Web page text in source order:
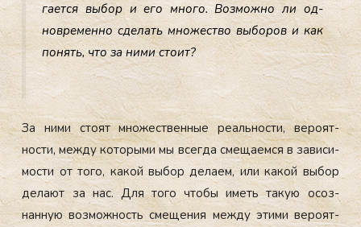
га­ет­ся вы­бор и его мно­го. Воз­можно ли од­
новре­мен­но сде­лать мно­жес­тво вы­боров и как
по­нять, что за ни­ми сто­ит?
За ни­ми сто­ят мно­жес­твен­ные ре­аль­нос­ти, ве­ро­ят­
ности, меж­ду ко­торы­ми мы всег­да сме­ща­ем­ся в за­виси­
мос­ти от то­го, ка­кой вы­бор де­ла­ем, или ка­кой вы­бор
де­ла­ют за нас. Для то­го что­бы иметь та­кую осоз­
нанную воз­можность сме­щения меж­ду эти­ми ве­ро­ят­